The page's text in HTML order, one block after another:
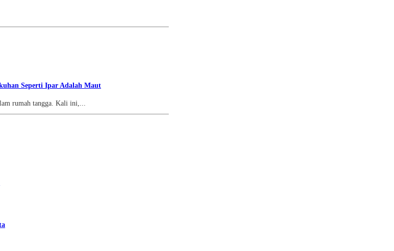
Seperti Ipar Adalah Maut
rumah tangga. Kali ini,...